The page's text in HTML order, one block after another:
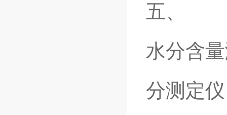
五、
水分含
分测定